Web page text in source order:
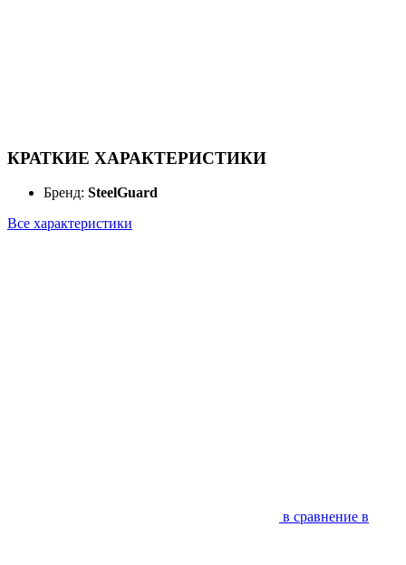
КРАТКИЕ ХАРАКТЕРИСТИКИ
Бренд: SteelGuard
Все характеристики
в сравнение в